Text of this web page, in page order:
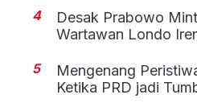
4
Desak Prabowo
Wartawan Londo
5
Mengenang
Ketika PRD jadi